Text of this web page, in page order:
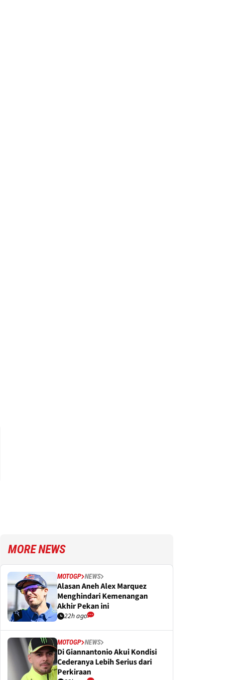
MORE NEWS
MOTOGP NEWS
Alasan Aneh Alex Marquez
Menghindari Kemenangan
Akhir Pekan ini
22h ago
MOTOGP NEWS
Di Giannantonio Akui Kondisi
Cederanya Lebih Serius dari
Perkiraan